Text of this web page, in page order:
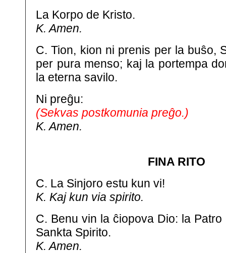
La Korpo de Kristo.
K. Amen.
C. Tion, kion ni prenis per la buŝo,
per pura menso; kaj la portempa
la eterna savilo.
Ni preĝu:
(Sekvas postkomunia preĝo.)
K. Amen.
FINA RITO
C. La Sinjoro estu kun vi!
K. Kaj kun via spirito.
C. Benu vin la ĉiopova Dio: la
Sankta Spirito.
K. Amen.